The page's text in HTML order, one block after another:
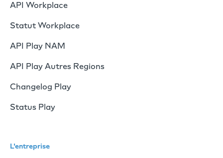
API Workplace
Statut Workplace
API Play NAM
API Play Autres Regions
Changelog Play
Status Play
L'entreprise